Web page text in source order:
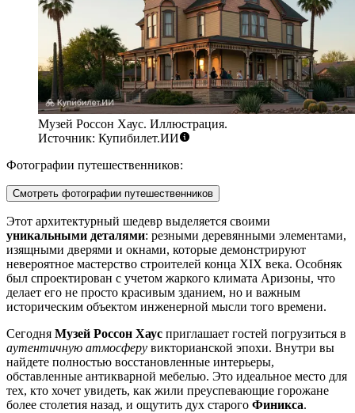
Музей Россон Хаус. Иллюстрация.
Источник: Купибилет.ИИ
Фотографии путешественников:
Смотреть фотографии путешественников
Этот архитектурный шедевр выделяется своими
уникальными деталями: резными деревянными элементами,
изящными дверями и окнами, которые демонстрируют
невероятное мастерство строителей конца XIX века. Особняк
был спроектирован с учетом жаркого климата Аризоны, что
делает его не просто красивым зданием, но и важным
историческим объектом инженерной мысли того времени.
Сегодня Музей Россон Хаус приглашает гостей погрузиться в
аутентичную атмосферу викторианской эпохи. Внутри вы
найдете полностью восстановленные интерьеры,
обставленные антикварной мебелью. Это идеальное место для
тех, кто хочет увидеть, как жили преуспевающие горожане
более столетия назад, и ощутить дух старого Финикса.